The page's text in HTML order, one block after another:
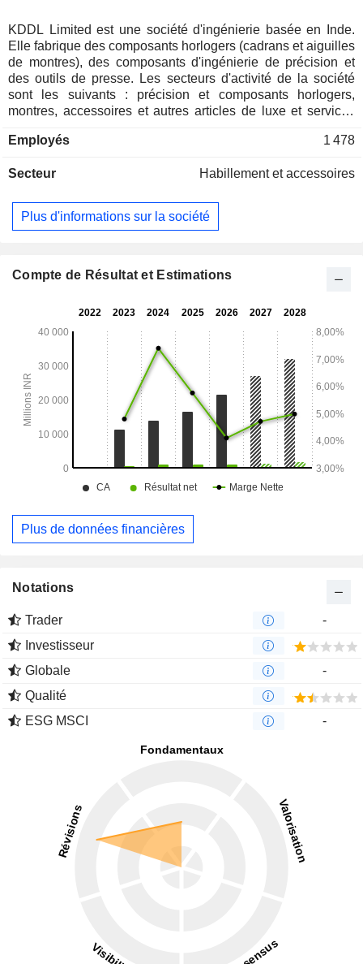
KDDL Limited est une société d'ingénierie basée en Inde.
Elle fabrique des composants horlogers (cadrans et aiguilles
de montres), des composants d'ingénierie de précision et
des outils de presse. Les secteurs d'activité de la société
sont les suivants : précision et composants horlogers,
montres, accessoires et autres articles de luxe et services
horlogers est engagé dans la fabrication et la distribution de
précision. Le segment Montres, accessoires et autres
commerce de montres et d'accessoires. Son segment Autres
est engagé dans la fabrication et la distribution de boîtes
par l'intermédiaire de sa filiale Ethos Limited. Ses autres
ESTIMA AG. Elle possède des installations de production à
Bangalore (Karnataka).
Employés 1 478
Secteur Habillement et accessoires
Plus d'informations sur la société
Compte de Résultat et Estimations
Plus de données financières
Notations
Trader
-
Investisseur
Globale
-
Qualité
ESG MSCI
-